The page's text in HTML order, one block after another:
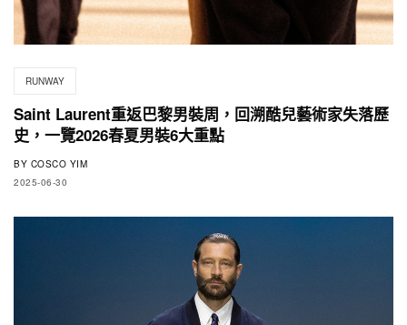
RUNWAY
Saint Laurent重返巴黎男裝周，回溯酷兒藝術家失落歷
史，一覽2026春夏男裝6大重點
BY COSCO YIM
2025-06-30